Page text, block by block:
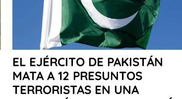
EL EJÉRCITO DE PAKISTÁN
MATA A 12 PRESUNTOS
TERRORISTAS EN UNA